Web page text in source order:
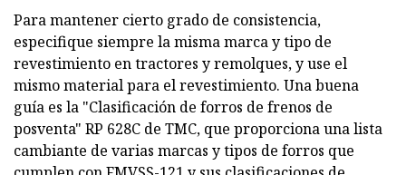
Para mantener cierto grado de consistencia,
especifique siempre la misma marca y tipo de
revestimiento en tractores y remolques, y use el
mismo material para el revestimiento. Una buena
guía es la "Clasificación de forros de frenos de
posventa" RP 628C de TMC, que proporciona una lista
cambiante de varias marcas y tipos de forros que